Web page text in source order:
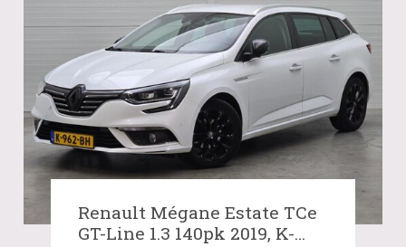
Renault Mégane Estate TCe
GT-Line 1.3 140pk 2019, K-